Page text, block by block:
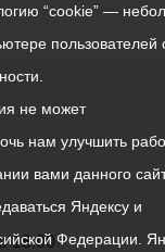
18.00
“cookie” —
пользователей
не может
нам улучшить
вами данного
Яндексу и
Федерации.